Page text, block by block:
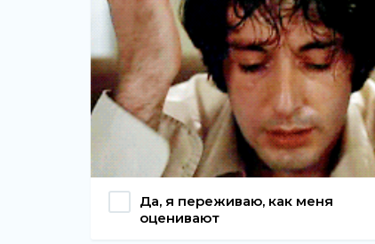
Да, я переживаю, как меня
оценивают